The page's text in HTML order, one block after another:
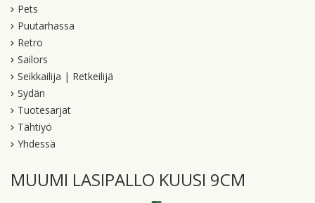
Pets
Puutarhassa
Retro
Sailors
Seikkailija | Retkeilijä
Sydän
Tuotesarjat
Tähtiyö
Yhdessä
MUUMI LASIPALLO KUUSI 9CM